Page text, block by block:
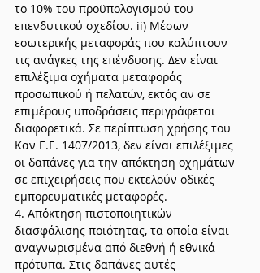
το 10% του προϋπολογισμού του
επενδυτικού σχεδίου. ii) Μέσων
εσωτερικής μεταφοράς που καλύπτουν
τις ανάγκες της επένδυσης. Δεν είναι
επιλέξιμα οχήματα μεταφοράς
προσωπικού ή πελατών, εκτός αν σε
επιμέρους υποδράσεις περιγράφεται
διαφορετικά. Σε περίπτωση χρήσης του
Καν Ε.Ε. 1407/2013, δεν είναι επιλέξιμες
οι δαπάνες για την απόκτηση οχημάτων
σε επιχειρήσεις που εκτελούν οδικές
εμπορευματικές μεταφορές.
4. Απόκτηση πιστοποιητικών
διασφάλισης ποιότητας, τα οποία είναι
αναγνωρισμένα από διεθνή ή εθνικά
πρότυπα. Στις δαπάνες αυτές